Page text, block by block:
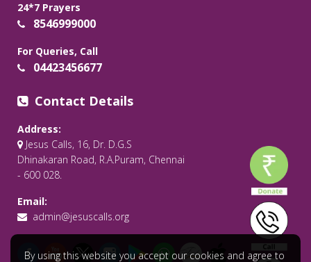
24*7 Prayers
8546999000
For Queries, Call
04423456677
Contact Details
Address:
Jesus Calls, 16, Dr. D.G.S
Dhinakaran Road, R.A.Puram, Chennai
- 600 028.
Email:
admin@jesuscalls.org
By using this website you accept our cookies and agree to